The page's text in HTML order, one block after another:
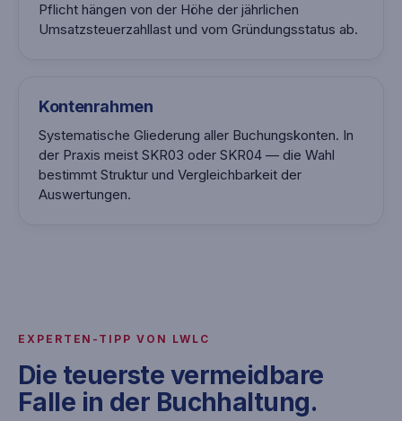
Pflicht hängen von der Höhe der jährlichen
Umsatzsteuerzahllast und vom Gründungsstatus ab.
Kontenrahmen
Systematische Gliederung aller Buchungskonten. In
der Praxis meist SKR03 oder SKR04 — die Wahl
bestimmt Struktur und Vergleichbarkeit der
Auswertungen.
EXPERTEN-TIPP VON LWLC
Die teuerste vermeidbare
Falle in der Buchhaltung.